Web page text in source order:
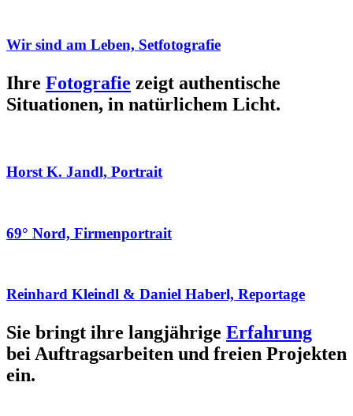
Wir sind am Leben, Setfotografie
Ihre Fotografie zeigt authentische
Situationen, in natürlichem Licht.
Horst K. Jandl, Portrait
69° Nord, Firmenportrait
Reinhard Kleindl & Daniel Haberl, Reportage
Sie bringt ihre langjährige Erfahrung
bei Auftragsarbeiten und freien Projekten
ein.